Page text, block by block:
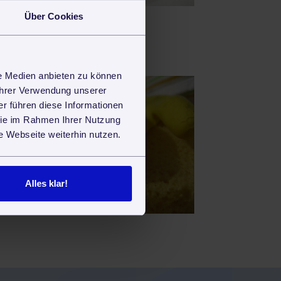
Über Cookies
anbieten zu können
Verwendung unserer
führen diese Informationen
im Rahmen Ihrer Nutzung
Webseite weiterhin nutzen.
Alles klar!